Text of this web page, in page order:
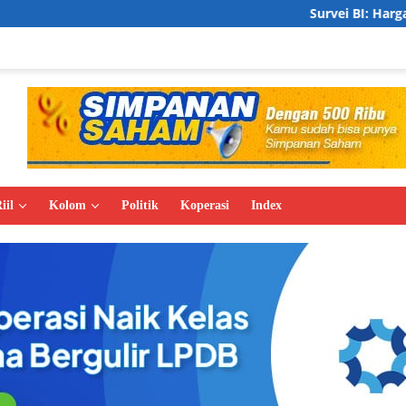
Survei BI: Harga Properti
Kolom Politik Koperasi Index